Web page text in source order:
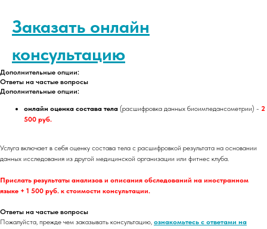
Заказать онлайн
консультацию
Дополнительные опции:
Ответы на частые вопросы
Дополнительные опции:
онлайн оценка состава тела (расшифровка данных биоимпедансометрии) - 2
500 руб.
Услуга включает в себя оценку состава тела с расшифровкой результата на основании
данных исследования из другой медицинской организации или фитнес клуба.
Прислать результаты анализов и описания обследований на иностранном
языке + 1 500 руб. к стоимости консультации.
Ответы на частые вопросы
Пожалуйста, прежде чем заказывать консультацию, ознакомьтесь с ответами на